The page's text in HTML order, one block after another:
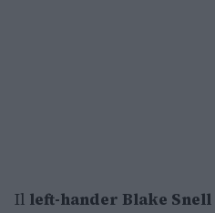
Il left-hander Blake Snell